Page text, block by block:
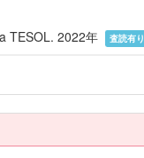
TESOL. 2022年 査読有り